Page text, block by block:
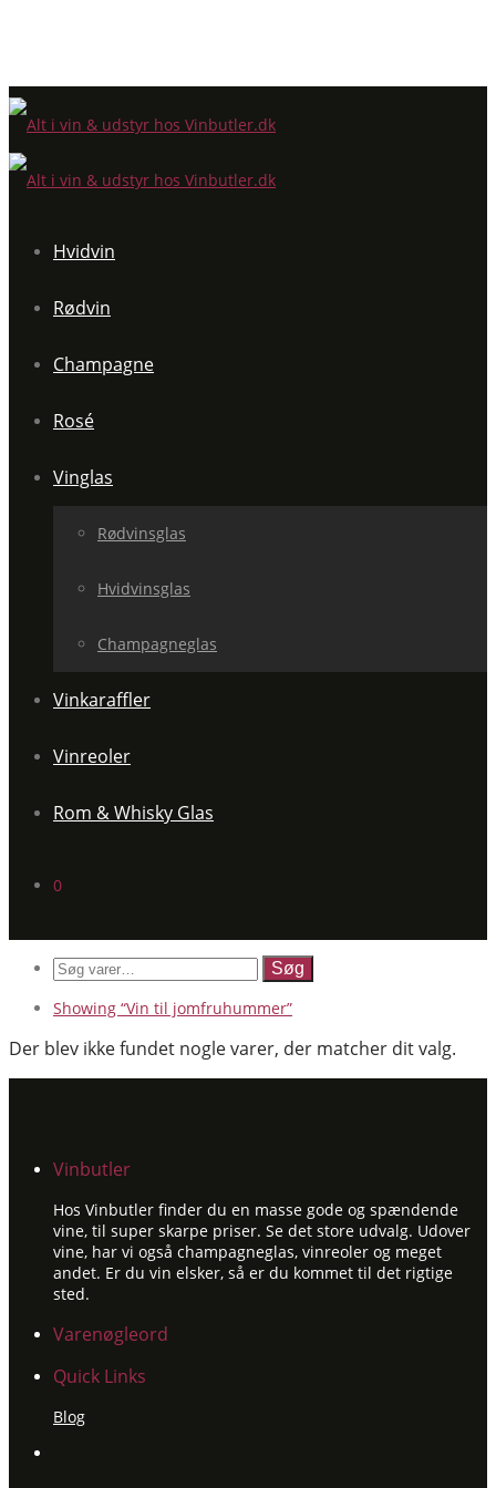
Hvidvin
Rødvin
Champagne
Rosé
Vinglas
Rødvinsglas
Hvidvinsglas
Champagneglas
Vinkaraffler
Vinreoler
Rom & Whisky Glas
0
Søg
efter:
Showing “Vin til jomfruhummer”
Der blev ikke fundet nogle varer, der matcher dit valg.
Vinbutler
Hos Vinbutler finder du en masse gode og spændende
vine, til super skarpe priser. Se det store udvalg. Udover
vine, har vi også champagneglas, vinreoler og meget
andet. Er du vin elsker, så er du kommet til det rigtige
sted.
Varenøgleord
Quick Links
Blog